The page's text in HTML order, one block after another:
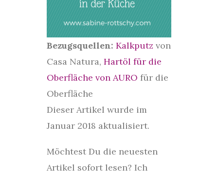
Bezugsquellen: Kalkputz von
Casa Natura, Hartöl für die
Oberfläche von AURO für die
Oberfläche
Dieser Artikel wurde im
Januar 2018 aktualisiert.
Möchtest Du die neuesten
Artikel sofort lesen? Ich